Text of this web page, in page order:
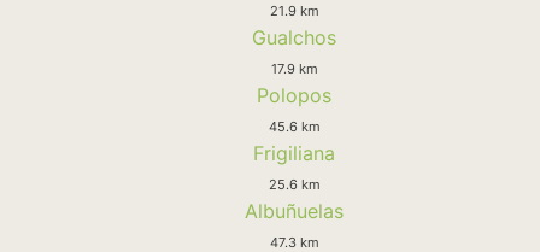
21.9 km
Gualchos
17.9 km
Polopos
45.6 km
Frigiliana
25.6 km
Albuñuelas
47.3 km